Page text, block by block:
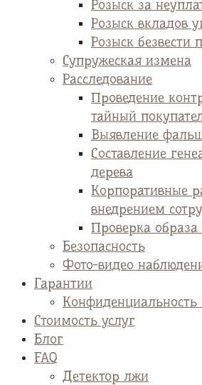
Розыск за
Розыск вкладов
Розыск безвести
Супружеская измена
Расследование
Проведение
тайный
Выявление
Cоставление
дерева
Корпоративные
внедрением
Проверка
Безопасность
Фото-видео
Гарантии
Конфиденциальность
Стоимость услуг
Блог
FAQ
Детектор лжи